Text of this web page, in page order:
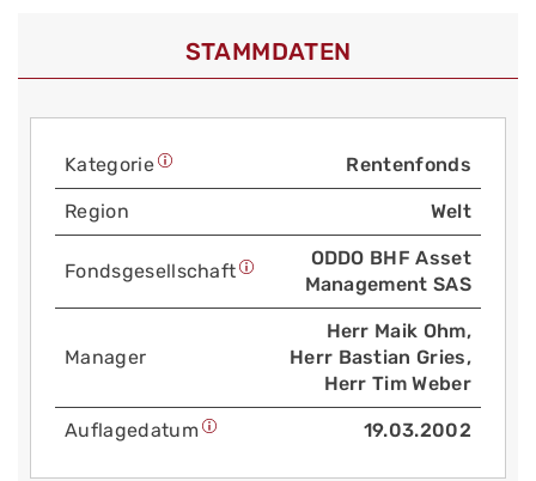
STAMMDATEN
Kategorie Rentenfonds
Region Welt
Fonds­gesellschaft
ODDO BHF Asset
Management SAS
Manager
Herr Maik Ohm,
Herr Bastian Gries,
Herr Tim Weber
Auflage­datum 19.03.2002